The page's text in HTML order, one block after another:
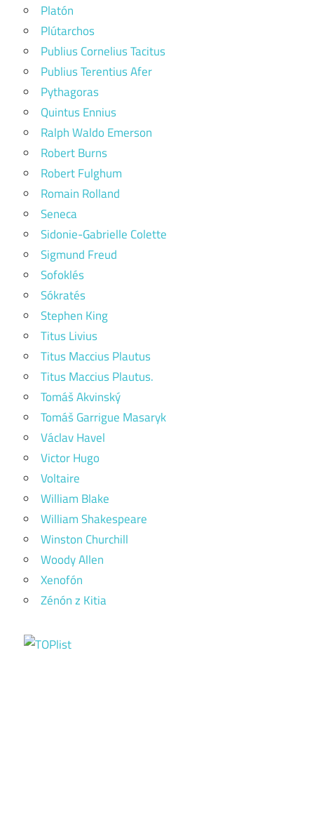
Platón
Plútarchos
Publius Cornelius Tacitus
Publius Terentius Afer
Pythagoras
Quintus Ennius
Ralph Waldo Emerson
Robert Burns
Robert Fulghum
Romain Rolland
Seneca
Sidonie-Gabrielle Colette
Sigmund Freud
Sofoklés
Sókratés
Stephen King
Titus Livius
Titus Maccius Plautus
Titus Maccius Plautus.
Tomáš Akvinský
Tomáš Garrigue Masaryk
Václav Havel
Victor Hugo
Voltaire
William Blake
William Shakespeare
Winston Churchill
Woody Allen
Xenofón
Zénón z Kitia